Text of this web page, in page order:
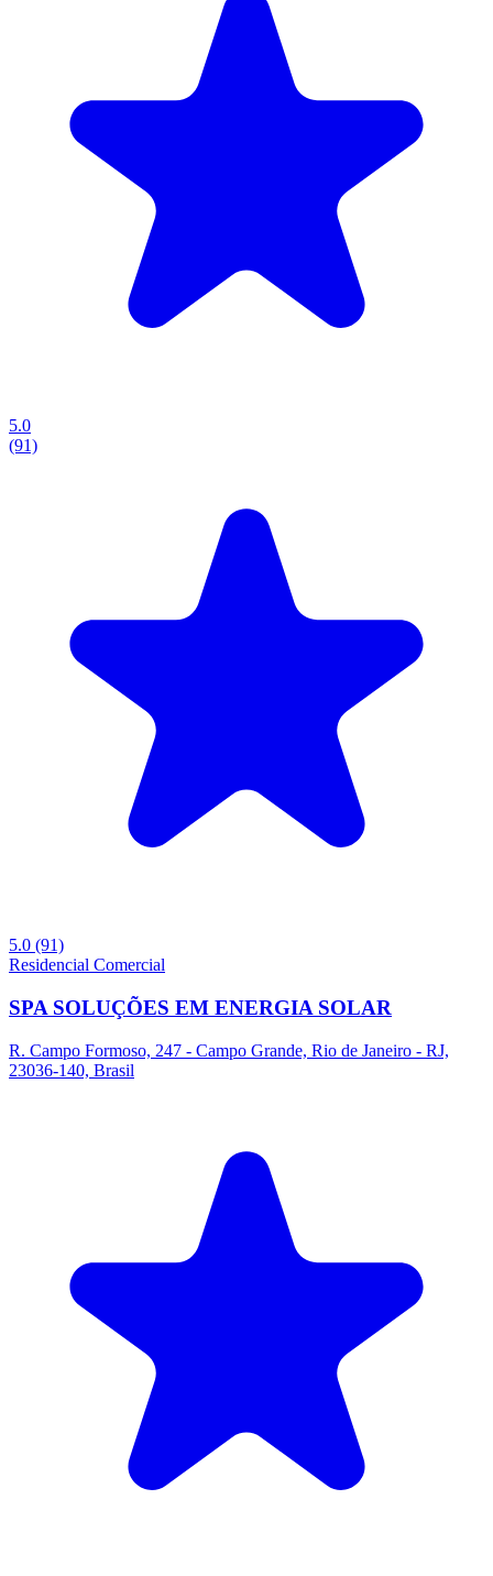
5.0
(91)
5.0 (91)
Residencial Comercial
SPA SOLUÇÕES EM ENERGIA SOLAR
R. Campo Formoso, 247 - Campo Grande, Rio de Janeiro - RJ,
23036-140, Brasil